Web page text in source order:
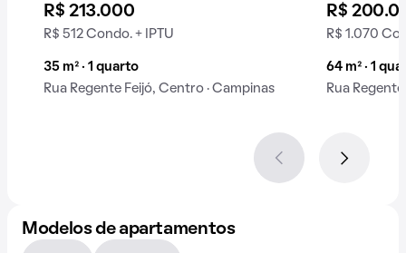
R$ 213.000
R$ 512 Condo. + IPTU
35 m² · 1 quarto
Rua Regente Feijó, Centro · Campinas
R$
R$ 1.070
64 m² · 1
Rua
Modelos de apartamentos